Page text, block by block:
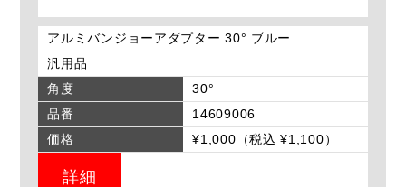
アルミバンジョーアダプター 30° ブルー
汎用品
角度
30°
品番
14609006
価格
¥1,000（税込 ¥1,100）
詳細